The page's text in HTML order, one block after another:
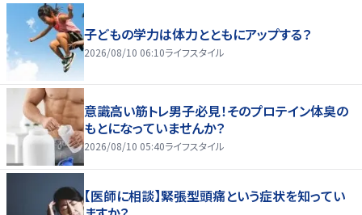
子どもの学力は体力とともにアップする？
2026/08/10 06:10ライフスタイル
意識高い筋トレ男子必見！そのプロテイン体臭の
もとになっていませんか？
2026/08/10 05:40ライフスタイル
【医師に相談】緊張型頭痛という症状を知ってい